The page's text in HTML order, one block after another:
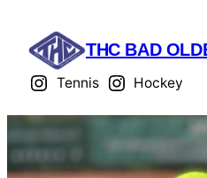
springen
THC BAD
Tennis Hockey